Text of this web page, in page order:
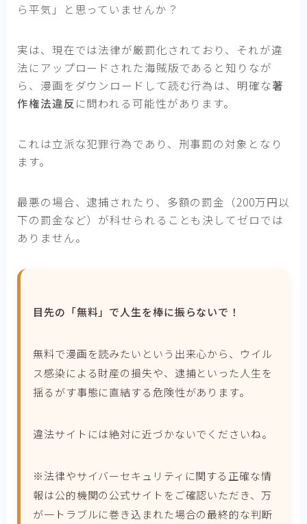
ら平気」と思っていませんか？
実は、現在では法律が厳罰化されており、それが違
法にアップロードされた海賊版であると知りなが
ら、漫画をダウンロードして読む行為は、明確な著
作権法違反に問われる可能性があります。
これは立派な犯罪行為であり、刑事罰の対象となり
ます。
最悪の場合、逮捕されたり、多額の罰金（200万円以
下の罰金など）が科せられることも決してゼロでは
ありません。
目先の「無料」で人生を棒に振らないで！
無料で漫画を読みたいという出来心から、ウイル
ス感染による財産の損失や、逮捕といった人生を
揺るがす事態に直結する危険性があります。
違法サイトには絶対に近づかないでくださいね。
※法律やサイバーセキュリティに関する正確な情
報は公的機関の公式サイトをご確認いただき、万
が一トラブルに巻き込まれた場合の最終的な判断